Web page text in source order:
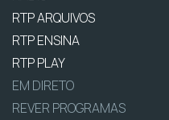
RTP ARQUIVOS
RTP ENSINA
RTP PLAY
EM DIRETO
REVER PROGRAMAS